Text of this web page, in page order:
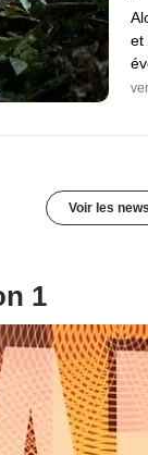
et
Voir les news
1